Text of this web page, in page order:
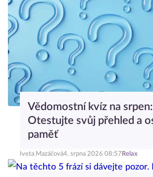
Vědomostní kvíz na srpen:
Otestujte svůj přehled a osvěžte
paměť
Iveta Mazáčová4. srpna 2026 08:57 Relax